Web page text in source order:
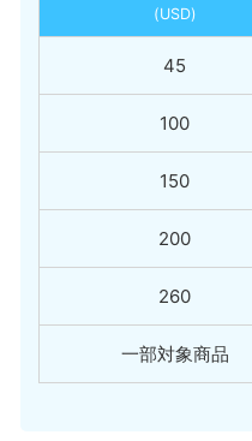
(USD)
45
100
150
200
260
一部対象商品